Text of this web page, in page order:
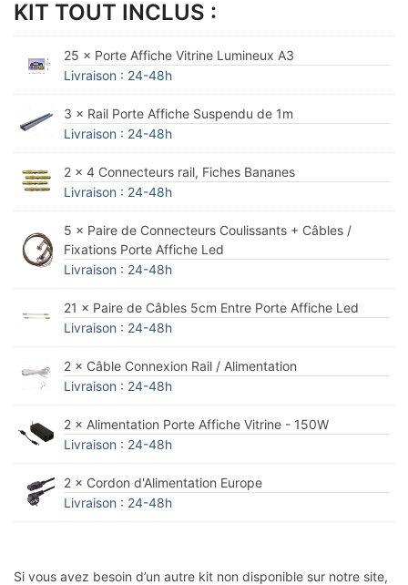
KIT TOUT INCLUS :
25 × Porte Affiche Vitrine Lumineux A3
Livraison : 24-48h
3 × Rail Porte Affiche Suspendu de 1m
Livraison : 24-48h
2 × 4 Connecteurs rail, Fiches Bananes
Livraison : 24-48h
5 × Paire de Connecteurs Coulissants + Câbles /
Fixations Porte Affiche Led
Livraison : 24-48h
21 × Paire de Câbles 5cm Entre Porte Affiche Led
Livraison : 24-48h
2 × Câble Connexion Rail / Alimentation
Livraison : 24-48h
2 × Alimentation Porte Affiche Vitrine - 150W
Livraison : 24-48h
2 × Cordon d'Alimentation Europe
Livraison : 24-48h
Si vous avez besoin d’un autre kit non disponible sur notre site,